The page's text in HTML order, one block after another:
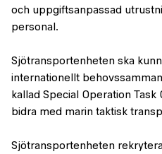
och uppgiftsanpassad
personal.
Sjötransportenheten ska
internationellt
kallad Special Operation Task
bidra med marin taktisk
Sjötransportenheten